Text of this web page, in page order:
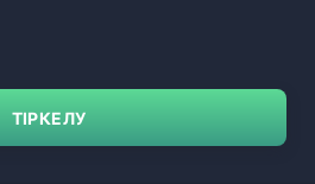
ТІРКЕЛУ